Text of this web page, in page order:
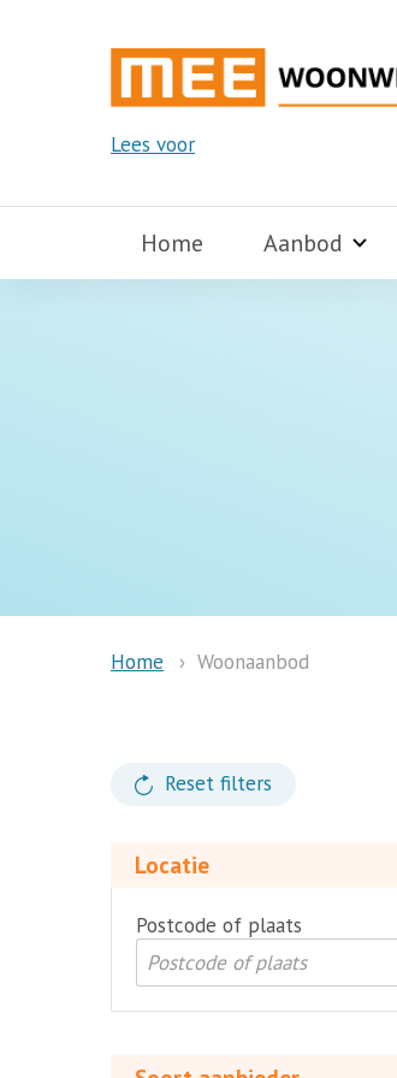
Lees voor
Home Aanbod
Home Woonaanbod
Reset filters
Locatie
Postcode of plaats
aanbieder